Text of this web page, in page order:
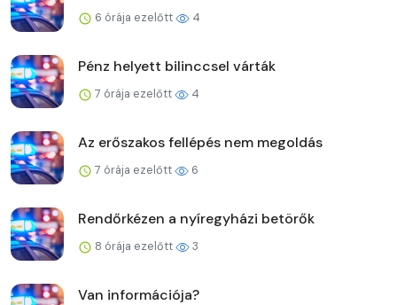
6 órája ezelőtt 4
Pénz helyett bilinccsel várták
7 órája ezelőtt 4
Az erőszakos fellépés nem megoldás
7 órája ezelőtt 6
Rendőrkézen a nyíregyházi betörők
8 órája ezelőtt 3
Van információja?